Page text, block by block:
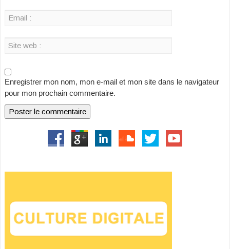
Enregistrer mon nom, mon e-mail et mon site dans le navigateur
pour mon prochain commentaire.